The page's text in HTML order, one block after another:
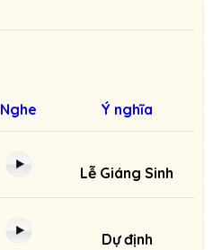
Nghe Ý nghĩa
Lễ Giáng Sinh
Dự định